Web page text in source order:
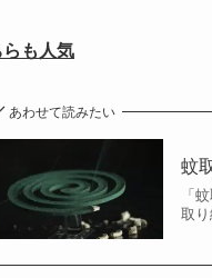
らも人気
あわせて読みたい
蚊
「
取